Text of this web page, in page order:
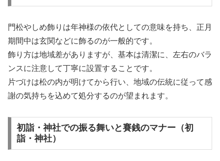
門松やしめ飾りは年神様の依代としての意味を持ち、正月
期間中は玄関などに飾るのが一般的です。
飾り方は地域差がありますが、基本は清潔に、左右のバラ
ンスに注意して丁寧に設置することです。
片づけは松の内が明けてから行い、地域の伝統に従って感
謝の気持ちを込めて処分するのが望まれます。
初詣・神社での振る舞いと賽銭のマナー（初
詣・神社）